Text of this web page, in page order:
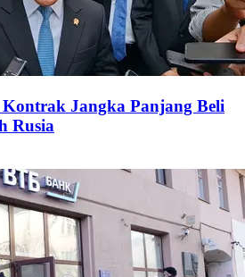
Jangka Panjang Beli
Rusia